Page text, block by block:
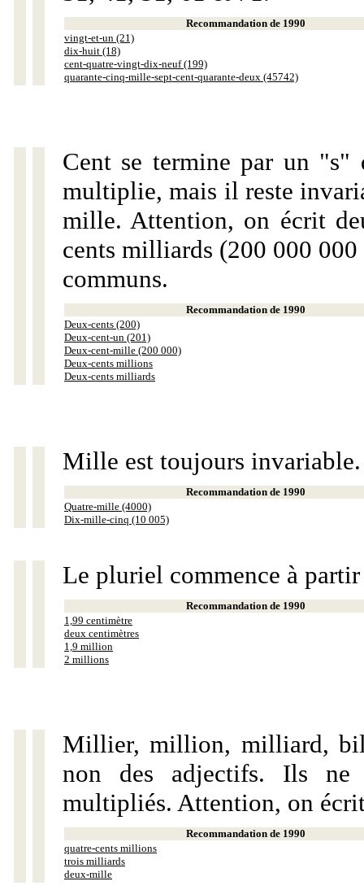
Recommandation de 1990
vingt-et-un (21)
dix-huit (18)
cent-quatre-vingt-dix-neuf (199)
quarante-cinq-mille-sept-cent-quarante-deux (45742)
Cent se termine par un "s"
multiplie, mais il reste
mille. Attention, on écrit
cents milliards (200 000
communs.
Recommandation de 1990
Deux-cents (200)
Deux-cent-un (201)
Deux-cent-mille (200 000)
Deux-cents millions
Deux-cents milliards
Mille est toujours invariable.
Recommandation de 1990
Quatre-mille (4000)
Dix-mille-cinq (10 005)
Le pluriel commence à
Recommandation de 1990
1,99 centimètre
deux centimètres
1,9 million
2 millions
Millier, million, milliard,
non des adjectifs. Ils ne
multipliés. Attention, on
Recommandation de 1990
quatre-cents millions
trois milliards
deux-mille